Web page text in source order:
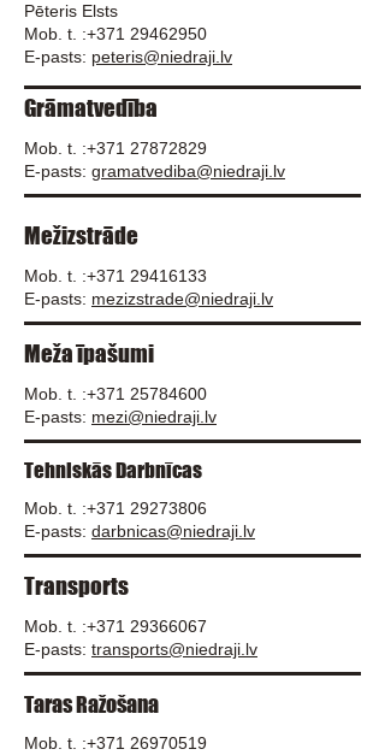
Pēteris Elsts
Mob. t. :+371 29462950
E-pasts: peteris@niedraji.lv
Grāmatvedība
Mob. t. :+371 27872829
E-pasts: gramatvediba@niedraji.lv
Mežizstrāde
Mob. t. :+371 29416133
E-pasts: mezizstrade@niedraji.lv
Meža īpašumi
Mob. t. :+371 25784600
E-pasts: mezi@niedraji.lv
Tehniskās Darbnīcas
Mob. t. :+371 29273806
E-pasts: darbnicas@niedraji.lv
Transports
Mob. t. :+371 29366067
E-pasts: transports@niedraji.lv
Taras Ražošana
Mob. t. :+371 26970519